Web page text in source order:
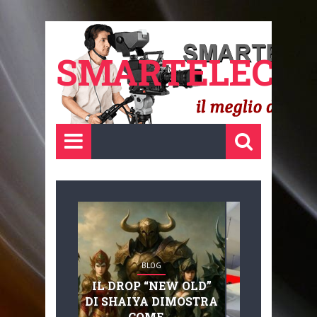
BLOG
IL DROP “NEW OLD”
DI SHAIYA DIMOSTRA